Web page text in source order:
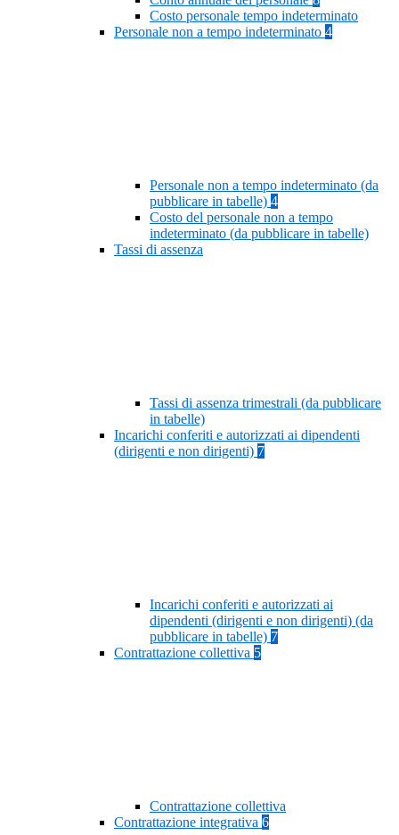
Costo personale tempo indeterminato
Personale non a tempo indeterminato 4
Personale non a tempo indeterminato (da
pubblicare in tabelle) 4
Costo del personale non a tempo
indeterminato (da pubblicare in tabelle)
Tassi di assenza
Tassi di assenza trimestrali (da pubblicare
in tabelle)
Incarichi conferiti e autorizzati ai dipendenti
(dirigenti e non dirigenti) 7
Incarichi conferiti e autorizzati ai
dipendenti (dirigenti e non dirigenti) (da
pubblicare in tabelle) 7
Contrattazione collettiva 5
Contrattazione collettiva
Contrattazione integrativa 6